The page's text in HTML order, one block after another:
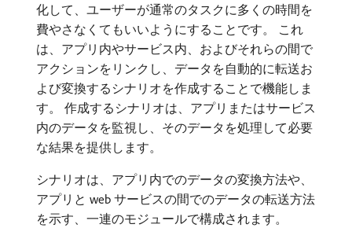
化して、ユーザーが通常のタスクに多くの時間を
費やさなくてもいいようにすることです。 これ
は、アプリ内やサービス内、およびそれらの間で
アクションをリンクし、データを自動的に転送お
よび変換するシナリオを作成することで機能しま
す。 作成するシナリオは、アプリまたはサービス
内のデータを監視し、そのデータを処理して必要
な結果を提供します。
シナリオは、アプリ内でのデータの変換方法や、
アプリと web サービスの間でのデータの転送方法
を示す、一連のモジュールで構成されます。